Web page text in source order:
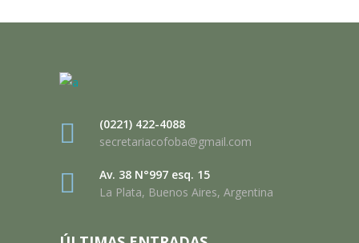
(0221) 422-4088
secretariacofoba@gmail.com
Av. 38 N°997 esq. 15
La Plata, Buenos Aires, Argentina